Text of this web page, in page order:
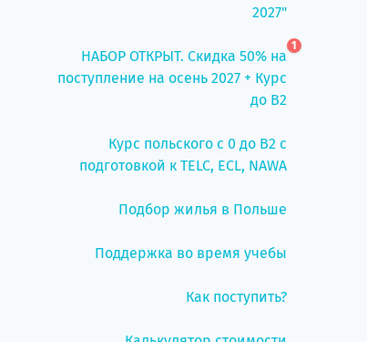
2027"
НАБОР ОТКРЫТ. Скидка 50% на
поступление на осень 2027 + Курс
до B2
1
Курс польского с 0 до B2 с
подготовкой к TELC, ECL, NAWA
Подбор жилья в Польше
Поддержка во время учебы
Как поступить?